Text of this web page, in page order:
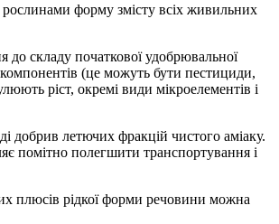
форму змісту всіх живильних
до складу початкової удобрювальної
(це можуть бути пестициди,
ріст, окремі види мікроелементів і
добрив летючих фракцій чистого аміаку.
помітно полегшити транспортування і
плюсів рідкої форми речовини можна